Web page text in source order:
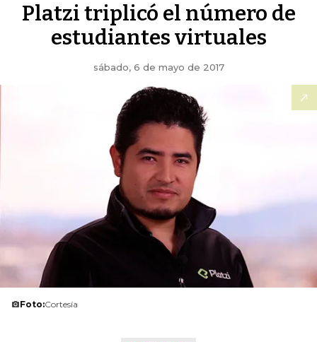
Platzi triplicó el número de
estudiantes virtuales
sábado, 6 de mayo de 2017
Foto:Cortesía